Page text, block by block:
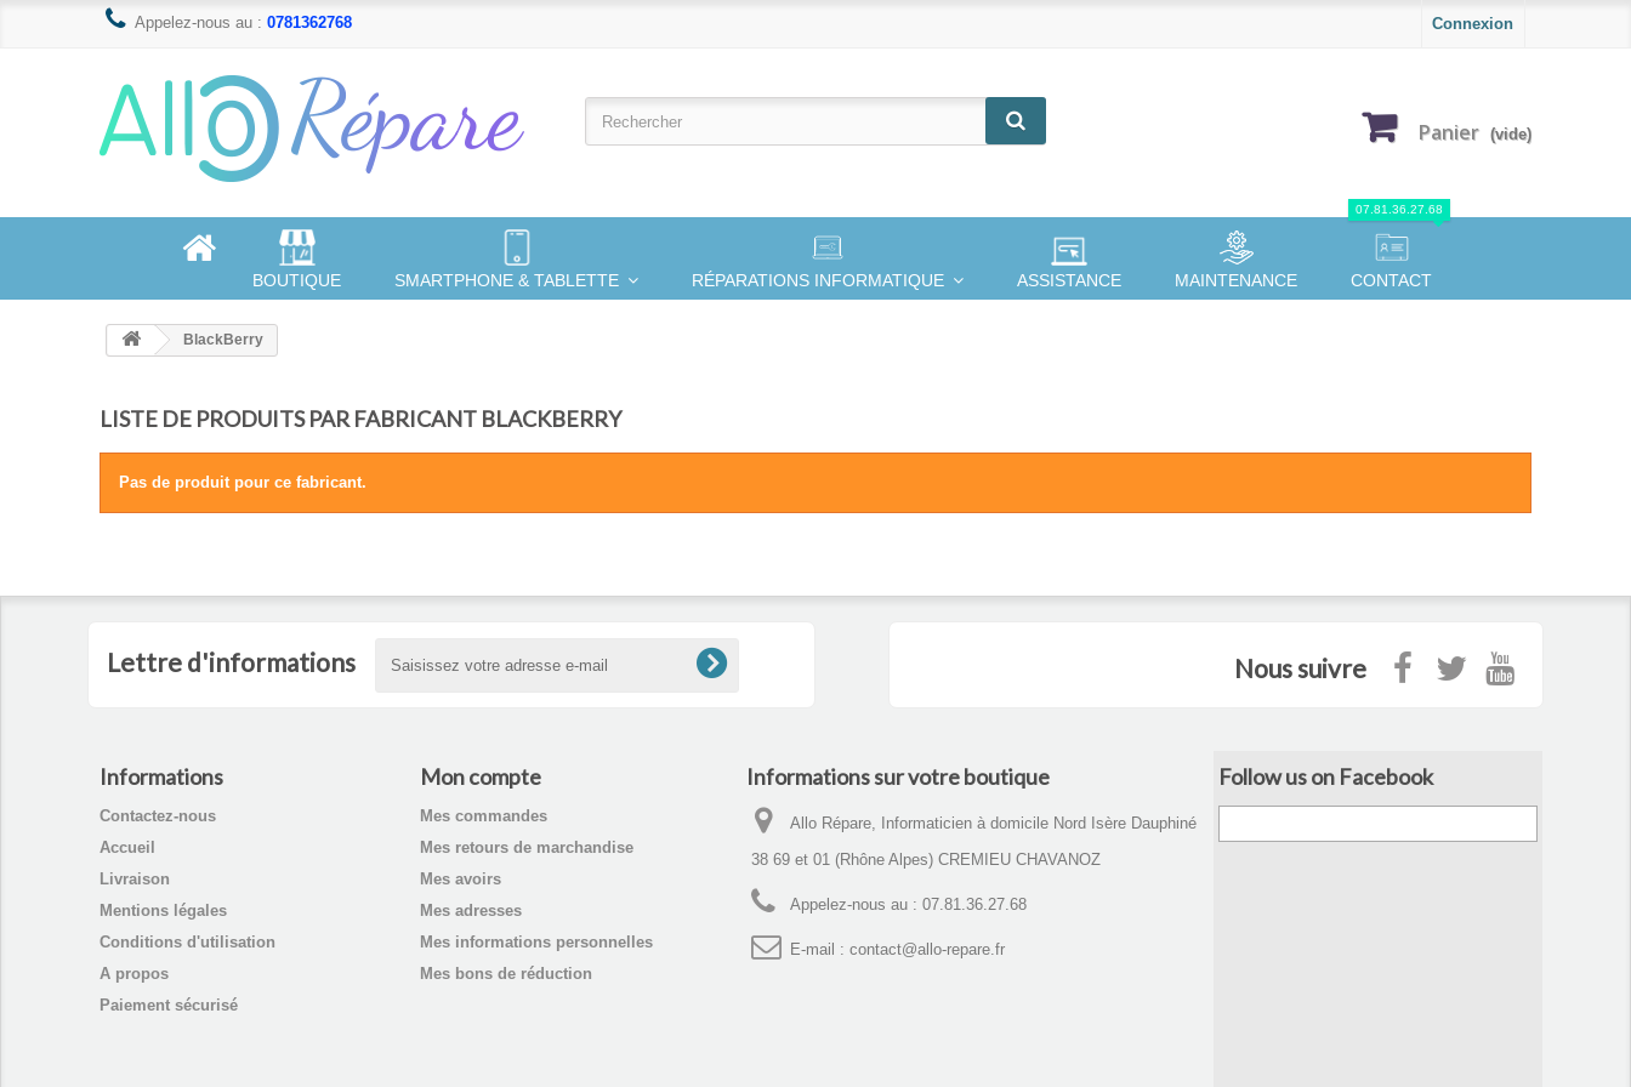
Connexion
Appelez-nous au : 0781362768
Panier (vide)
BOUTIQUE SMARTPHONE & TABLETTE RÉPARATIONS INFORMATIQUE ASSISTANCE MAINTENANCE CONTACT
07.81.36.27.68
BlackBerry
LISTE DE PRODUITS PAR FABRICANT BLACKBERRY
Pas de produit pour ce fabricant.
Lettre d'informations Nous suivre
Informations
Contactez-nous
Accueil
Livraison
Mentions légales
Conditions d'utilisation
A propos
Paiement sécurisé
Mon compte
Mes commandes
Mes retours de marchandise
Mes avoirs
Mes adresses
Mes informations personnelles
Mes bons de réduction
Informations sur votre boutique
Allo Répare, Informaticien à domicile Nord Isère Dauphiné
38 69 et 01 (Rhône Alpes) CREMIEU CHAVANOZ
Appelez-nous au : 07.81.36.27.68
E-mail : contact@allo-repare.fr
Follow us on Facebook